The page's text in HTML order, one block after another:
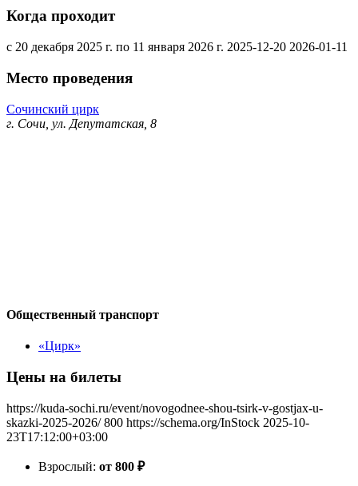
Когда проходит
с 20 декабря 2025 г. по 11 января 2026 г. 2025-12-20 2026-01-11
Место проведения
Сочинский цирк
г. Сочи, ул. Депутатская, 8
Общественный транспорт
«Цирк»
Цены на билеты
https://kuda-sochi.ru/event/novogodnee-shou-tsirk-v-gostjax-u-
skazki-2025-2026/ 800 https://schema.org/InStock 2025-10-
23T17:12:00+03:00
Взрослый: от 800 ₽